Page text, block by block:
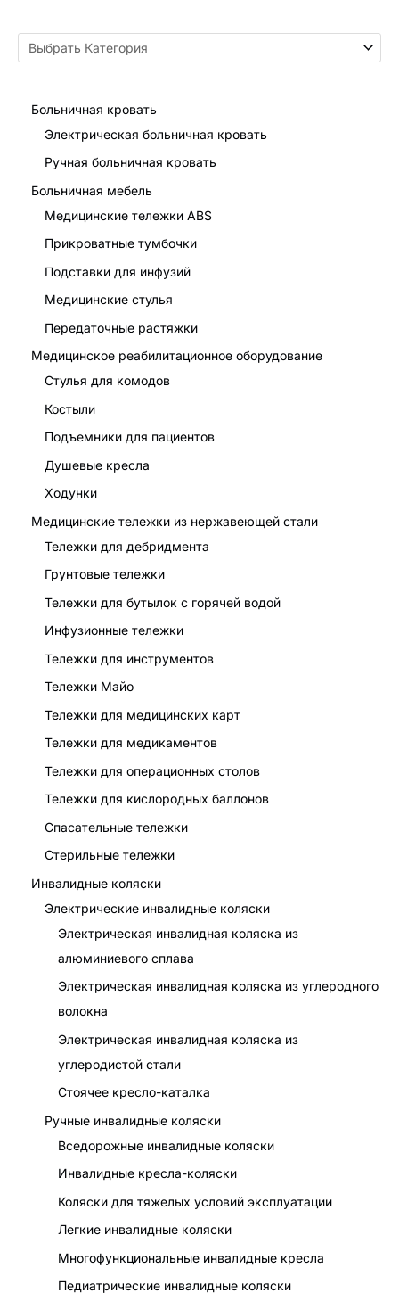
Больничная кровать
Электрическая больничная кровать
Ручная больничная кровать
Больничная мебель
Медицинские тележки ABS
Прикроватные тумбочки
Подставки для инфузий
Медицинские стулья
Передаточные растяжки
Медицинское реабилитационное оборудование
Стулья для комодов
Костыли
Подъемники для пациентов
Душевые кресла
Ходунки
Медицинские тележки из нержавеющей стали
Тележки для дебридмента
Грунтовые тележки
Тележки для бутылок с горячей водой
Инфузионные тележки
Тележки для инструментов
Тележки Майо
Тележки для медицинских карт
Тележки для медикаментов
Тележки для операционных столов
Тележки для кислородных баллонов
Спасательные тележки
Стерильные тележки
Инвалидные коляски
Электрические инвалидные коляски
Электрическая инвалидная коляска из
алюминиевого сплава
Электрическая инвалидная коляска из углеродного
волокна
Электрическая инвалидная коляска из
углеродистой стали
Стоячее кресло-каталка
Ручные инвалидные коляски
Вседорожные инвалидные коляски
Инвалидные кресла-коляски
Коляски для тяжелых условий эксплуатации
Легкие инвалидные коляски
Многофункциональные инвалидные кресла
Педиатрические инвалидные коляски
Склонность
Подставка для
Съемный
Подголовник
Передние шины Твердый, 10 дюймов
Задние шины
дюймов
Fстарение
размер
82*36*73 см
Pаккредитация
размер
Вес нетто
Полная масса
L